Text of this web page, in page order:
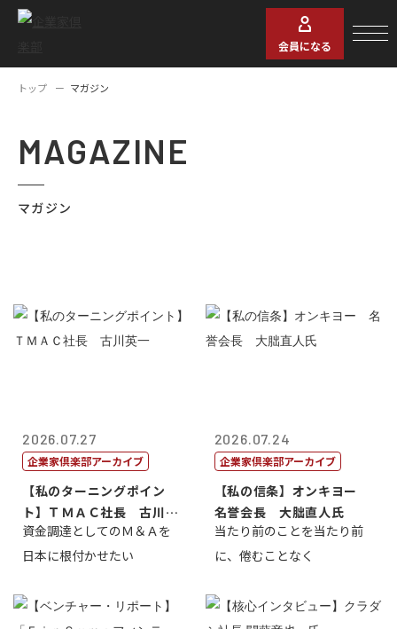
会員になる
トップ マガジン
MAGAZINE
マガジン
2026.07.27
企業家倶楽部アーカイブ
【私のターニングポイン
ト】ＴＭＡＣ社長 古川英
一
資金調達としてのＭ＆Ａを
日本に根付かせたい
2026.07.24
企業家倶楽部アーカイブ
【私の信条】オンキヨー
名誉会長 大朏直人氏
当たり前のことを当たり前
に、倦むことなく